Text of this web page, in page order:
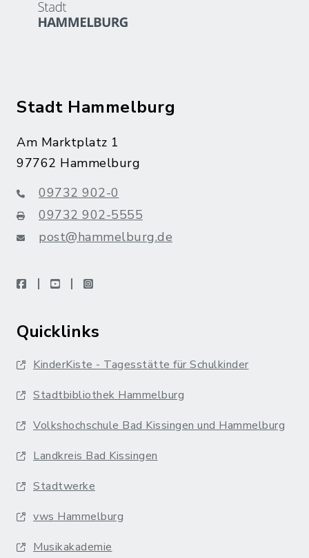
Stadt Hammelburg
Am Marktplatz 1
97762 Hammelburg
09732 902-0
09732 902-5555
post@hammelburg.de
facebookyoutubeinstagram
Quicklinks
KinderKiste - Tagesstätte für Schulkinder
Stadtbibliothek Hammelburg
Volkshochschule Bad Kissingen und Hammelburg
Landkreis Bad Kissingen
Stadtwerke
vws Hammelburg
Musikakademie